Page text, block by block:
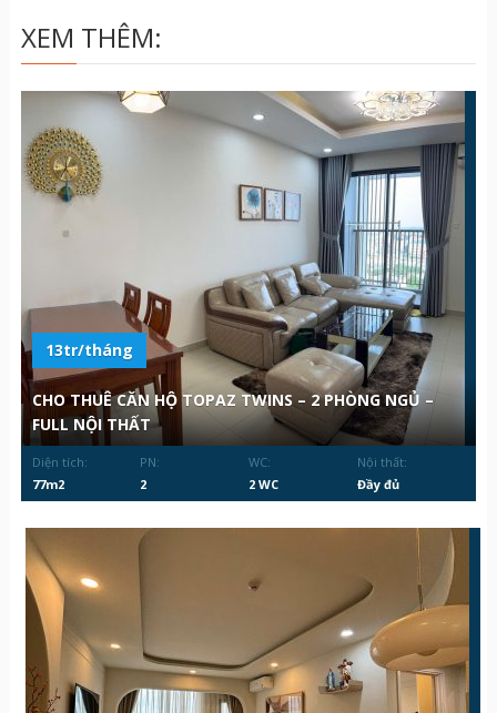
XEM THÊM:
13tr/tháng
CHO THUÊ CĂN HỘ TOPAZ TWINS – 2 PHÒNG NGỦ –
FULL NỘI THẤT
Diện tích:
77m2
PN:
2
WC:
2 WC
Nội thất:
Đầy đủ